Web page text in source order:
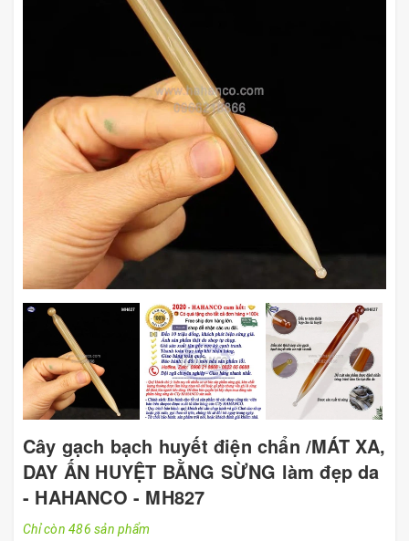
Cây gạch bạch huyết điện chẩn /MÁT XA,
DAY ẤN HUYỆT BẰNG SỪNG làm đẹp da
- HAHANCO - MH827
Chỉ còn 486 sản phẩm